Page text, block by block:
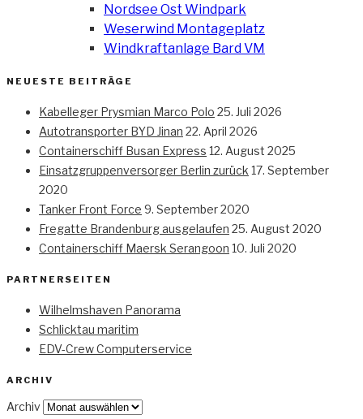
Nordsee Ost Windpark
Weserwind Montageplatz
Windkraftanlage Bard VM
NEUESTE BEITRÄGE
Kabelleger Prysmian Marco Polo 25. Juli 2026
Autotransporter BYD Jinan 22. April 2026
Containerschiff Busan Express 12. August 2025
Einsatzgruppenversorger Berlin zurück 17. September
2020
Tanker Front Force 9. September 2020
Fregatte Brandenburg ausgelaufen 25. August 2020
Containerschiff Maersk Serangoon 10. Juli 2020
PARTNERSEITEN
Wilhelmshaven Panorama
Schlicktau maritim
EDV-Crew Computerservice
ARCHIV
Archiv